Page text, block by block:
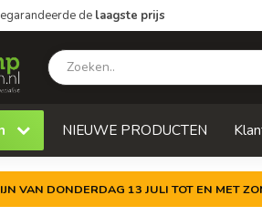
de laagste prijs
NIEUWE PRODUCTEN
VAN DONDERDAG 13 JULI TOT EN MET